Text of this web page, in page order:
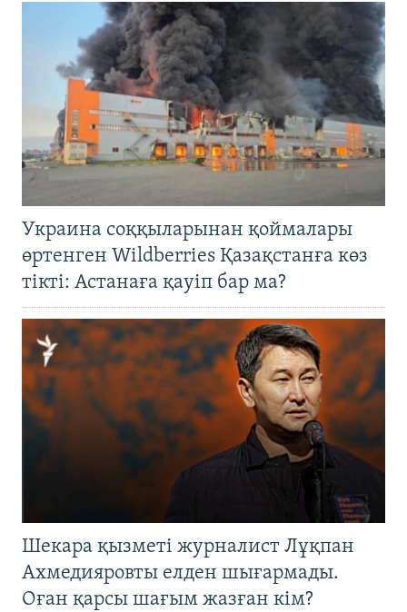
Украина соққыларынан қоймалары
өртенген Wildberries Қазақстанға көз
тікті: Астанаға қауіп бар ма?
Шекара қызметі журналист Лұқпан
Ахмедияровты елден шығармады.
Оған қарсы шағым жазған кім?